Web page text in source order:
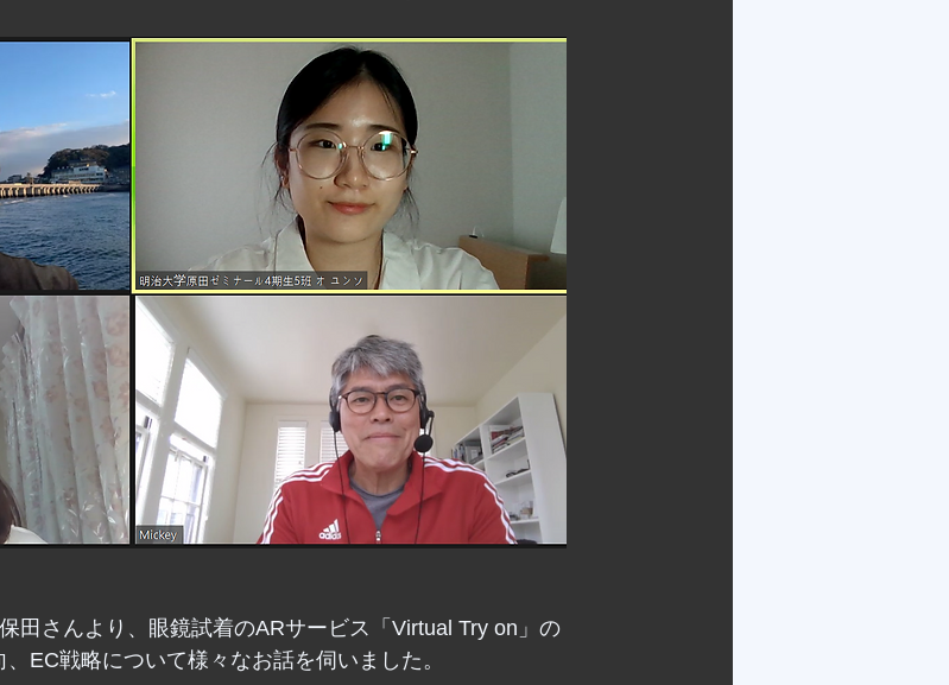
田さんより、眼鏡試着のARサービス「Virtual Try on」の
EC戦略について様々なお話を伺いました。